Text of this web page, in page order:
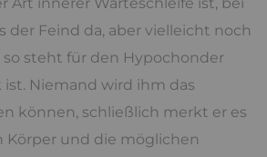
der Feind da, aber vielleicht noch
steht für den Hypochonder
ist. Niemand wird ihm das
können, schließlich merkt er es
Körper und die möglichen